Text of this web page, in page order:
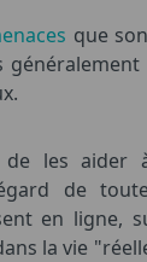
que
généralement
les aider
de
en ligne,
la vie